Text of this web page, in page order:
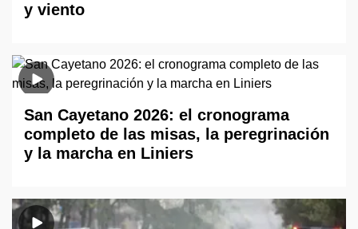
y viento
San Cayetano 2026: el cronograma
completo de las misas, la peregrinación
y la marcha en Liniers